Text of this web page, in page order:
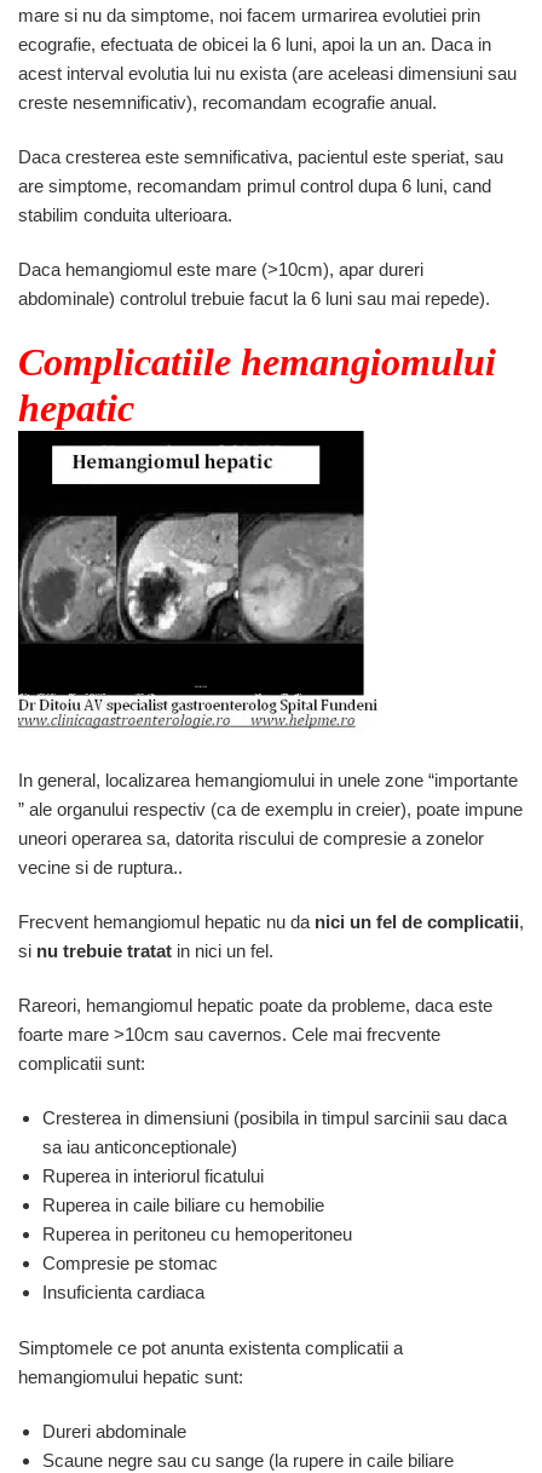
mare si nu da simptome, noi facem urmarirea evolutiei prin
ecografie, efectuata de obicei la 6 luni, apoi la un an. Daca in
acest interval evolutia lui nu exista (are aceleasi dimensiuni sau
creste nesemnificativ), recomandam ecografie anual.
Daca cresterea este semnificativa, pacientul este speriat, sau
are simptome, recomandam primul control dupa 6 luni, cand
stabilim conduita ulterioara.
Daca hemangiomul este mare (>10cm), apar dureri
abdominale) controlul trebuie facut la 6 luni sau mai repede).
Complicatiile hemangiomului
hepatic
In general, localizarea hemangiomului in unele zone “importante
” ale organului respectiv (ca de exemplu in creier), poate impune
uneori operarea sa, datorita riscului de compresie a zonelor
vecine si de ruptura..
Frecvent hemangiomul hepatic nu da nici un fel de complicatii,
si nu trebuie tratat in nici un fel.
Rareori, hemangiomul hepatic poate da probleme, daca este
foarte mare >10cm sau cavernos. Cele mai frecvente
complicatii sunt:
Cresterea in dimensiuni (posibila in timpul sarcinii sau daca
sa iau anticonceptionale)
Ruperea in interiorul ficatului
Ruperea in caile biliare cu hemobilie
Ruperea in peritoneu cu hemoperitoneu
Compresie pe stomac
Insuficienta cardiaca
Simptomele ce pot anunta existenta complicatii a
hemangiomului hepatic sunt:
Dureri abdominale
Scaune negre sau cu sange (la rupere in caile biliare